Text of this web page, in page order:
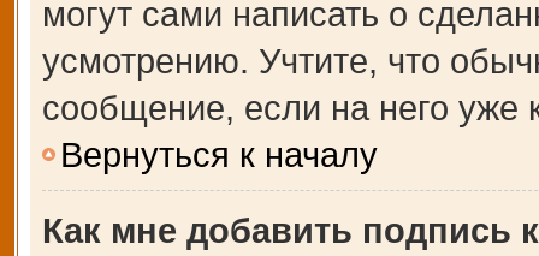
могут сами написать о
усмотрению. Учтите, что
сообщение, если на него уже
Вернуться к началу
Как мне добавить подпись